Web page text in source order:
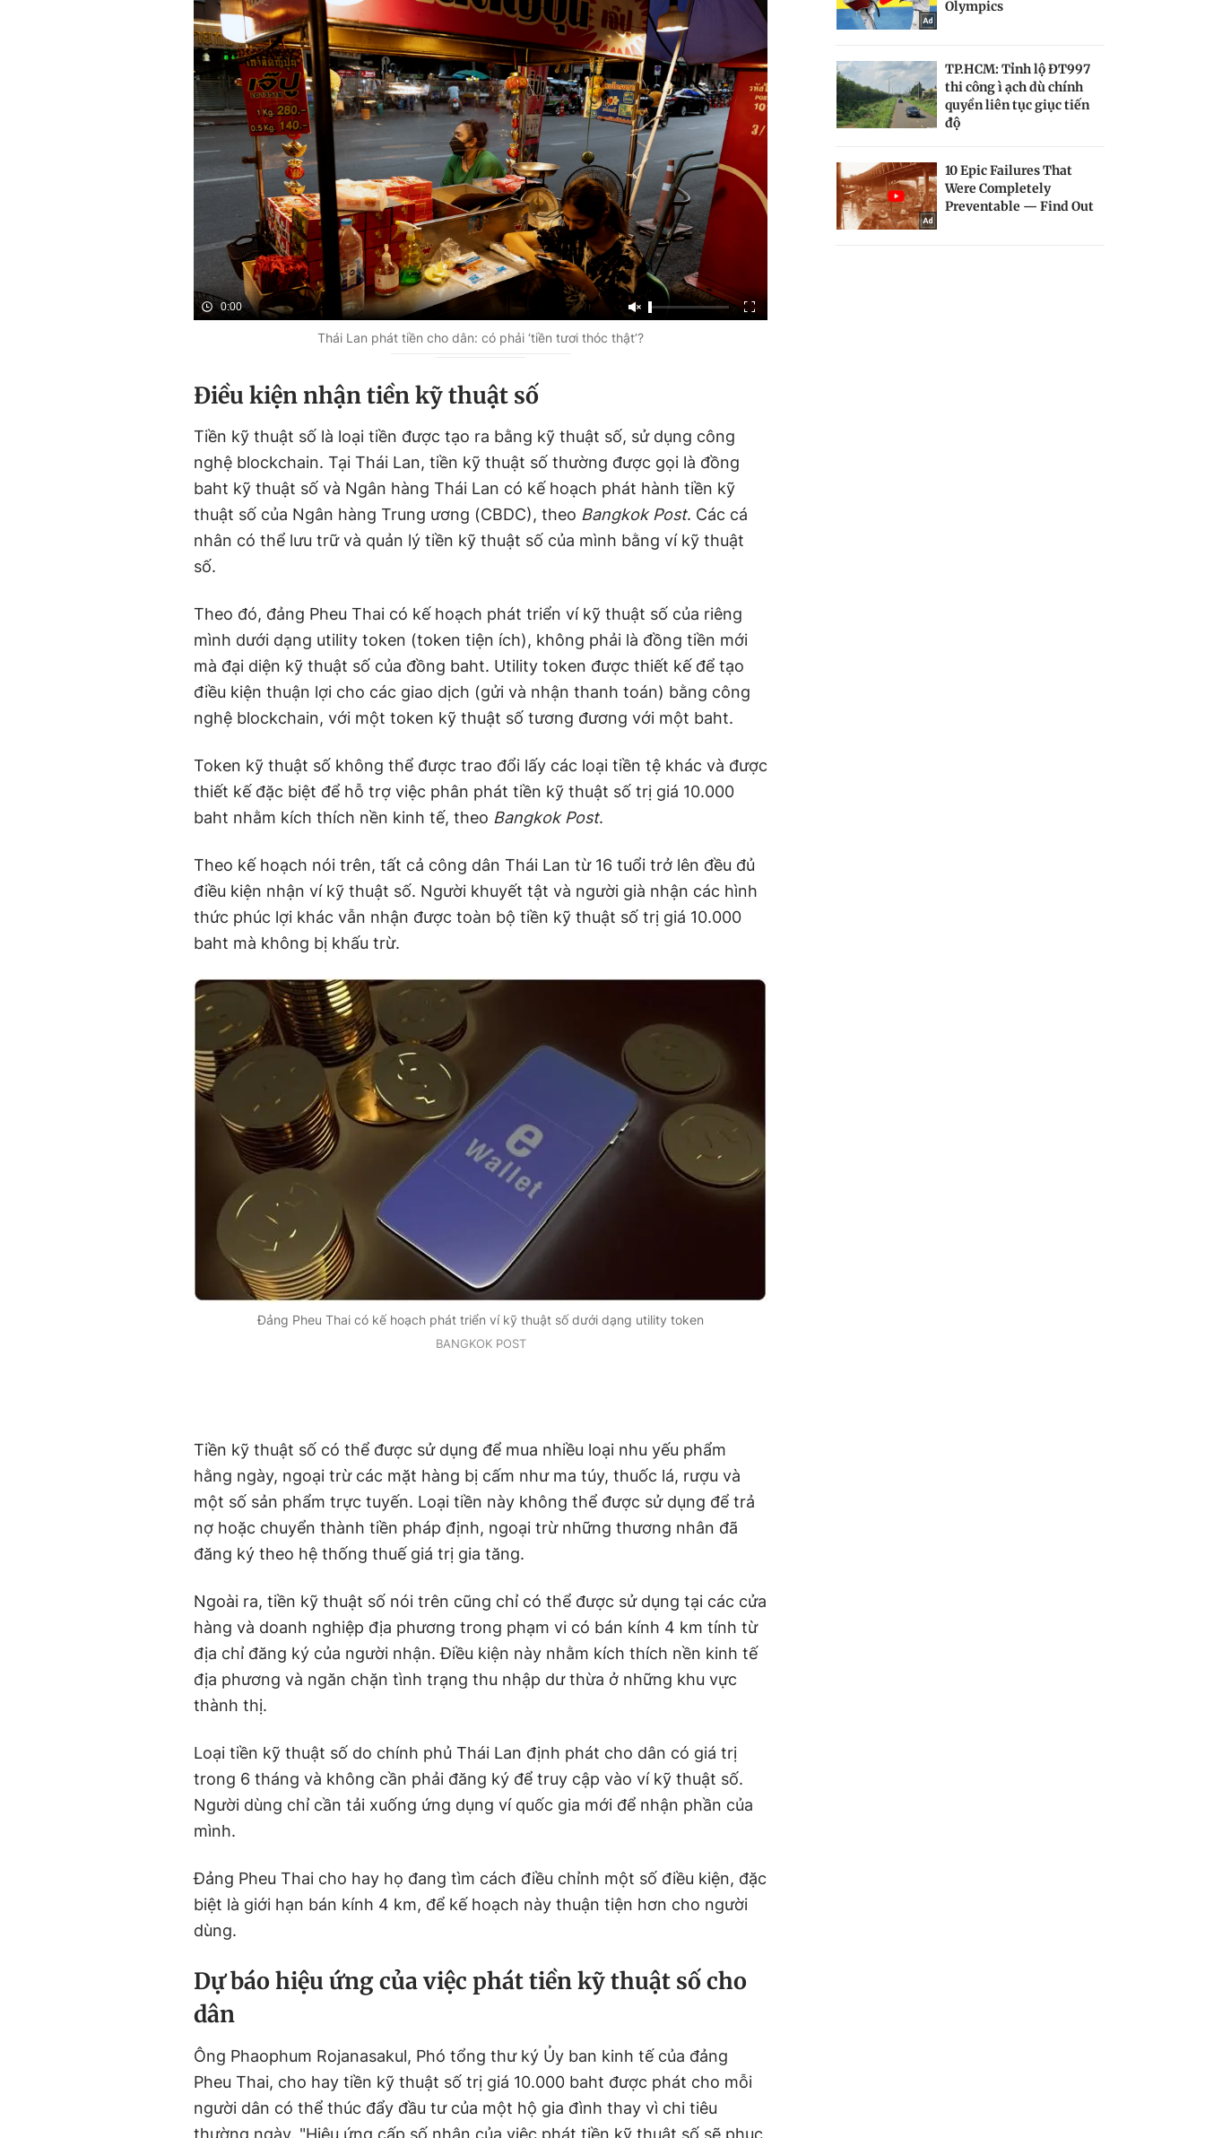
0:00
Thái Lan phát tiền cho dân: có phải ‘tiền tươi thóc thật’?
Điều kiện nhận tiền kỹ thuật số
Tiền kỹ thuật số là loại tiền được tạo ra bằng kỹ thuật số, sử dụng công
nghệ blockchain. Tại Thái Lan, tiền kỹ thuật số thường được gọi là đồng
baht kỹ thuật số và Ngân hàng Thái Lan có kế hoạch phát hành tiền kỹ
thuật số của Ngân hàng Trung ương (CBDC), theo Bangkok Post. Các cá
nhân có thể lưu trữ và quản lý tiền kỹ thuật số của mình bằng ví kỹ thuật
số.
Theo đó, đảng Pheu Thai có kế hoạch phát triển ví kỹ thuật số của riêng
mình dưới dạng utility token (token tiện ích), không phải là đồng tiền mới
mà đại diện kỹ thuật số của đồng baht. Utility token được thiết kế để tạo
điều kiện thuận lợi cho các giao dịch (gửi và nhận thanh toán) bằng công
nghệ blockchain, với một token kỹ thuật số tương đương với một baht.
Token kỹ thuật số không thể được trao đổi lấy các loại tiền tệ khác và được
thiết kế đặc biệt để hỗ trợ việc phân phát tiền kỹ thuật số trị giá 10.000
baht nhằm kích thích nền kinh tế, theo Bangkok Post.
Theo kế hoạch nói trên, tất cả công dân Thái Lan từ 16 tuổi trở lên đều đủ
điều kiện nhận ví kỹ thuật số. Người khuyết tật và người già nhận các hình
thức phúc lợi khác vẫn nhận được toàn bộ tiền kỹ thuật số trị giá 10.000
baht mà không bị khấu trừ.
Đảng Pheu Thai có kế hoạch phát triển ví kỹ thuật số dưới dạng utility token
BANGKOK POST
Tiền kỹ thuật số có thể được sử dụng để mua nhiều loại nhu yếu phẩm
hằng ngày, ngoại trừ các mặt hàng bị cấm như ma túy, thuốc lá, rượu và
một số sản phẩm trực tuyến. Loại tiền này không thể được sử dụng để trả
nợ hoặc chuyển thành tiền pháp định, ngoại trừ những thương nhân đã
đăng ký theo hệ thống thuế giá trị gia tăng.
Ngoài ra, tiền kỹ thuật số nói trên cũng chỉ có thể được sử dụng tại các cửa
hàng và doanh nghiệp địa phương trong phạm vi có bán kính 4 km tính từ
địa chỉ đăng ký của người nhận. Điều kiện này nhằm kích thích nền kinh tế
địa phương và ngăn chặn tình trạng thu nhập dư thừa ở những khu vực
thành thị.
Loại tiền kỹ thuật số do chính phủ Thái Lan định phát cho dân có giá trị
trong 6 tháng và không cần phải đăng ký để truy cập vào ví kỹ thuật số.
Người dùng chỉ cần tải xuống ứng dụng ví quốc gia mới để nhận phần của
mình.
Đảng Pheu Thai cho hay họ đang tìm cách điều chỉnh một số điều kiện, đặc
biệt là giới hạn bán kính 4 km, để kế hoạch này thuận tiện hơn cho người
dùng.
Dự báo hiệu ứng của việc phát tiền kỹ thuật số cho
dân
Ông Phaophum Rojanasakul, Phó tổng thư ký Ủy ban kinh tế của đảng
Pheu Thai, cho hay tiền kỹ thuật số trị giá 10.000 baht được phát cho mỗi
người dân có thể thúc đẩy đầu tư của một hộ gia đình thay vì chi tiêu
thường ngày. "Hiệu ứng cấp số nhân của việc phát tiền kỹ thuật số sẽ phục